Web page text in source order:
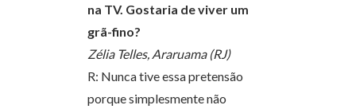
na TV. Gostaria de viver um
grã-fino?
Zélia Telles, Araruama (RJ)
R: Nunca tive essa pretensão
porque simplesmente não